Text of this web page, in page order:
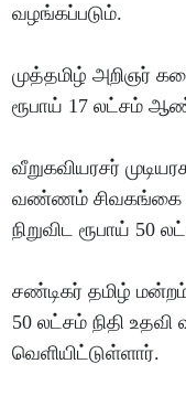
வழங்கப்படும்.
முத்தமிழ் அறிஞர்
ரூபாய் 17 லட்சம்
வீறுகவியரசர்
வண்ணம் சிவகங்கை
நிறுவிட ரூபாய் 50
சண்டிகர் தமிழ் மன்றம்
50 லட்சம் நிதி
வெளியிட்டுள்ளார்.